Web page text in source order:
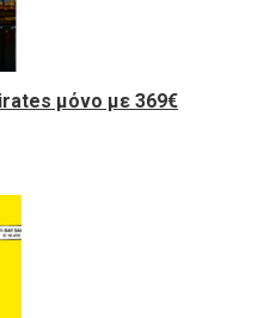
μόνο με 369€